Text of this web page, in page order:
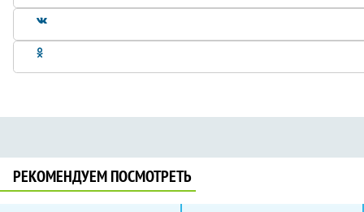
РЕКОМЕНДУЕМ ПОСМОТРЕТЬ